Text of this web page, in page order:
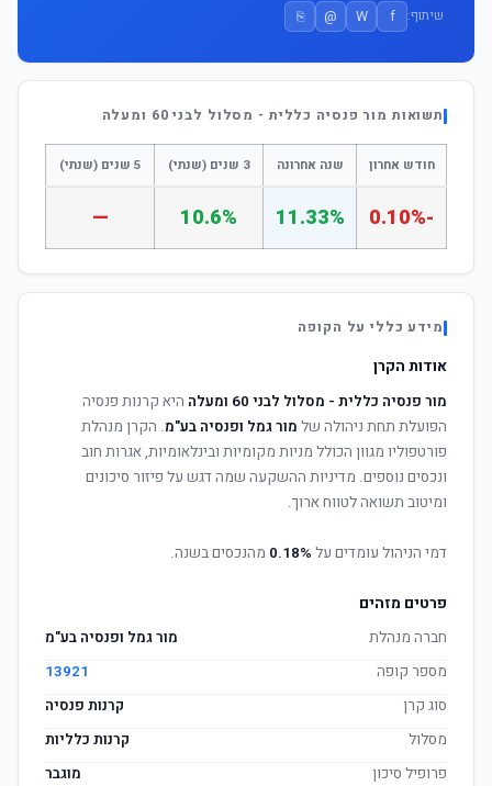
שיתוף: f
W
@
⎘
תשואות מור פנסיה כללית - מסלול לבני 60 ומעלה
חודש אחרון שנה אחרונה 3 שנים (שנתי) 5 שנים (שנתי)
-0.10%
11.33%
10.6%
—
מידע כללי על הקופה
אודות הקרן
מור פנסיה כללית - מסלול לבני 60 ומעלה
היא קרנות פנסיה
הפועלת תחת ניהולה של מור גמל ופנסיה בע"מ. הקרן מנהלת
פורטפוליו מגוון הכולל מניות מקומיות ובינלאומיות, אגרות חוב
ונכסים נוספים. מדיניות ההשקעה שמה דגש על פיזור סיכונים
ומיטוב תשואה לטווח ארוך.
דמי הניהול עומדים על 0.18% מהנכסים בשנה.
פרטים מזהים
חברה מנהלת
מור גמל ופנסיה בע"מ
מספר קופה
13921
סוג קרן
קרנות פנסיה
מסלול
קרנות כלליות
פרופיל סיכון
מוגבר